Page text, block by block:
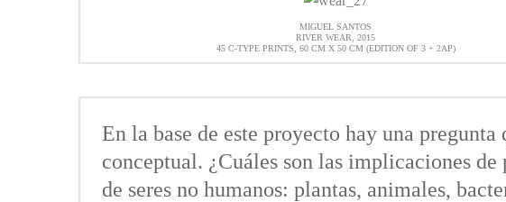
MIGUEL SANTOS
RIVER WEAR, 2015
45 C-TYPE PRINTS, 60 CM X 50 CM (EDITION OF 3 + 2AP)
En la base de este proyecto hay una
conceptual. ¿Cuáles son las implicaciones
de seres no humanos: plantas, animales,